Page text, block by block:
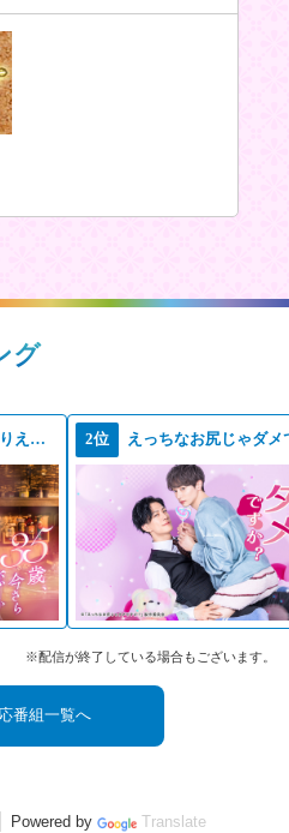
グ
３５歳、今さら恋とかありえない 2位 えっちなお尻じゃダメ
※配信が終了している場合もございます。
番組一覧へ
Powered by Translate